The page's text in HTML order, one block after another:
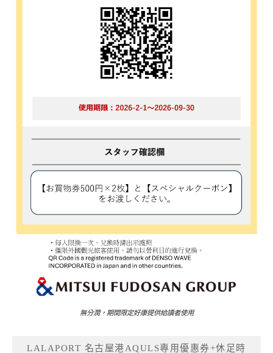
無分潤，期間限定好康提供給讀者使用
LALAPORT 名古屋港AQULS專用優惠券+休足時